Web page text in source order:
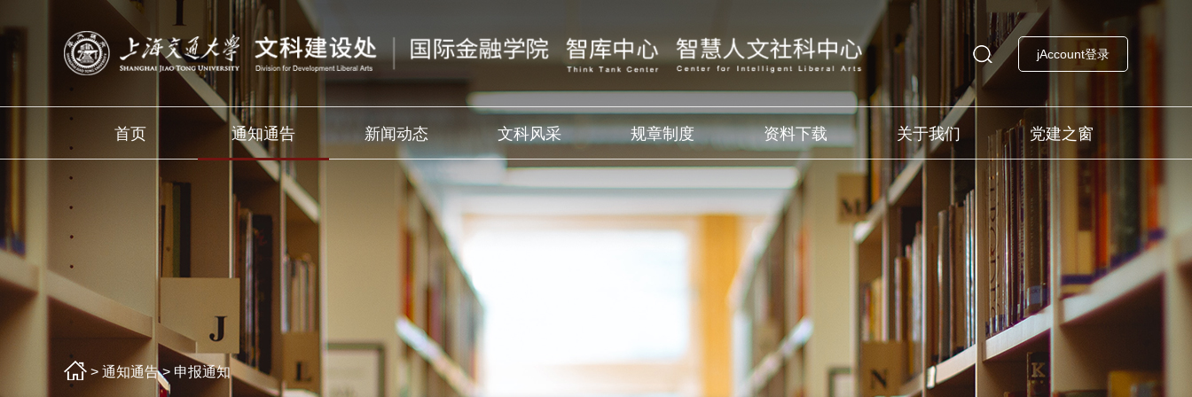
jAccount登录
首页 通知通告 新闻动态 文科风采 规章制度 资料下载 关于我们 党建之窗
> 通知通告> 申报通知